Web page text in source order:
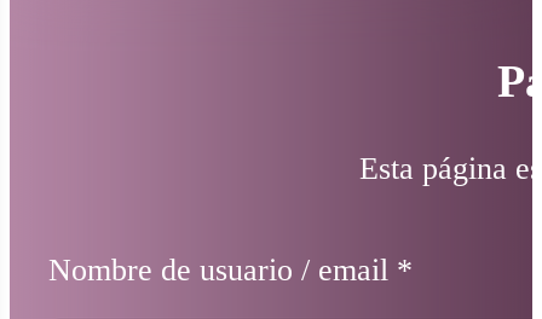
Esta página
Nombre de usuario / email *